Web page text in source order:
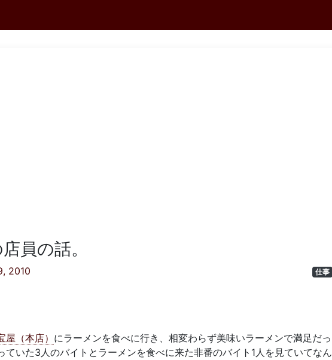
員の話。
2010 仕事
屋（本店） にラーメンを食べに行き、相変わらず美味いラーメンで満足だっ
ていた3人のバイトとラーメンを食べに来た非番のバイト1人を見ていてなん